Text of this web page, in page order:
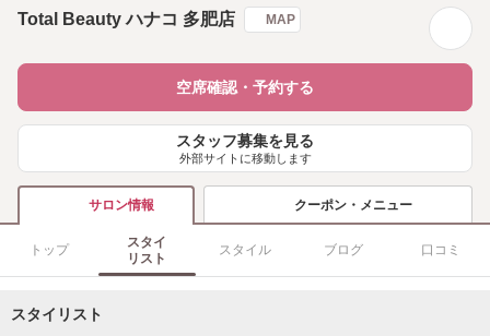
Total Beauty ハナコ 多肥店 MAP
空席確認・予約する
スタッフ募集を見る
外部サイトに移動します
サロン情報 クーポン・メニュー
トップ
スタイ
リスト
スタイル ブログ 口コミ
スタイリスト